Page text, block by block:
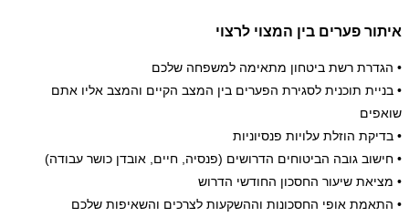
איתור פערים בין המצוי לרצוי
• הגדרת רשת ביטחון מתאימה למשפחה שלכם
• בניית תוכנית לסגירת הפערים בין המצב הקיים והמצב אליו אתם
שואפים
• בדיקת הוזלת עלויות פנסיוניות
• חישוב גובה הביטוחים הדרושים (פנסיה, חיים, אובדן כושר עבודה)
• מציאת שיעור החסכון החודשי הדרוש
• התאמת אופי החסכונות וההשקעות לצרכים והשאיפות שלכם